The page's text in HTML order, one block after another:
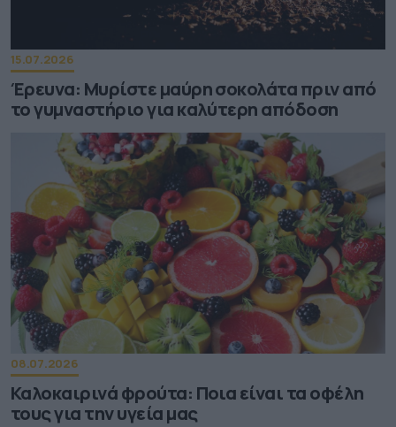
15.07.2026
Έρευνα: Μυρίστε μαύρη σοκολάτα πριν από
το γυμναστήριο για καλύτερη απόδοση
08.07.2026
Καλοκαιρινά φρούτα: Ποια είναι τα οφέλη
τους για την υγεία μας